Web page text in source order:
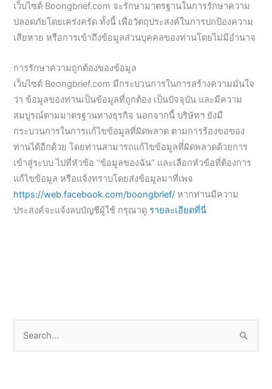
เว็บไซต์ Boongbrief.com จะรักษามาตรฐานในการรักษาความ
ปลอดภัยโดยเคร่งครัด ทั้งนี้ เพื่อวัตถุประสงค์ในการปกป้องความ
เสียหาย หรือการเข้าถึงข้อมูลส่วนบุคคลของท่านโดยไม่มีอำนาจ
การรักษาความถูกต้องของข้อมูล
เว็บไซต์ Boongbrief.com มีกระบวนการในการสร้างความมั่นใจ
ว่า ข้อมูลของท่านเป็นข้อมูลที่ถูกต้อง เป็นปัจจุบัน และมีความ
สมบูรณ์ตามมาตรฐานทางธุรกิจ นอกจากนี้ บริษัทฯ ยังมี
กระบวนการในการแก้ไขข้อมูลที่ผิดพลาด ตามการร้องขอของ
ท่านได้อีกด้วย โดยท่านสามารถแก้ไขข้อมูลที่่ผิดพลาดด้วยการ
เข้าสู่ระบบ ไปที่หัวข้อ “ข้อมูลของฉัน” และเลือกหัวข้อที่ต้องการ
แก้ไขข้อมูล หรือแจ้งทราบโดยส่งข้อมูลมาที่เพจ
https://web.facebook.com/boongbrief/ หากท่านมีความ
ประสงค์จะแจ้งลบบัญชีผู้ใช้ กรุณาดู รายละเอียดที่นี่